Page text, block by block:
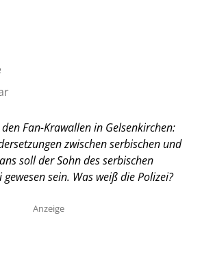
Fan-Krawallen in Gelsenkirchen:
zwischen serbischen und
soll der Sohn des serbischen
sein. Was weiß die Polizei?
Anzeige